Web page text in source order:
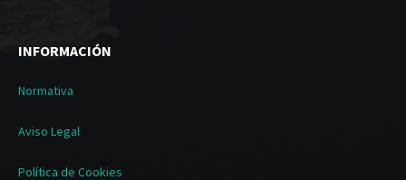
INFORMACIÓN
Normativa
Aviso Legal
Política de Cookies